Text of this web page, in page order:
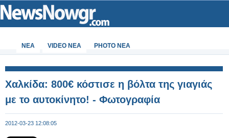
ΝΕΑ VIDEO NEA PHOTO NEA
Χαλκίδα: 800€ κόστισε η βόλτα της γιαγιάς
με το αυτοκίνητο! - Φωτογραφία
2012-03-23 12:08:05